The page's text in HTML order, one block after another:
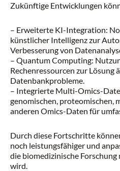
Zukünftige Entwicklungen
– Erweiterte KI-Integration:
künstlicher Intelligenz zur
Verbesserung von
– Quantum Computing:
Rechenressourcen zur Lösung
Datenbankprobleme.
– Integrierte Multi-Omics-
genomischen, proteomischen,
anderen Omics-Daten für
Durch diese Fortschritte
noch leistungsfähiger und
die biomedizinische
wird.